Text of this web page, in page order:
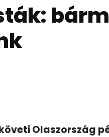
Olaszország